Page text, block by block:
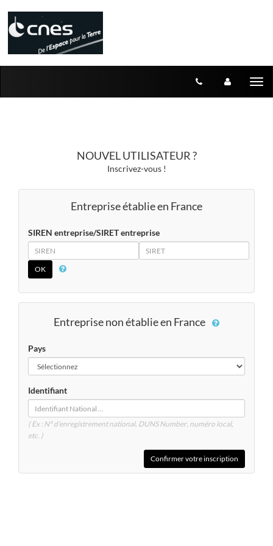
NOUVEL UTILISATEUR ?
Inscrivez-vous !
Entreprise établie en France
SIREN entreprise/SIRET entreprise
SIREN
SIRET
Entreprise non établie en France
Pays
Identifiant
( Ex : N° d'enregistrement national, DUNSNumber, numéro local,
etc. )